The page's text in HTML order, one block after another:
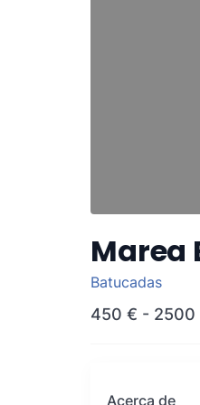
Marea
Batucadas
450 € - 2500
Acerca de